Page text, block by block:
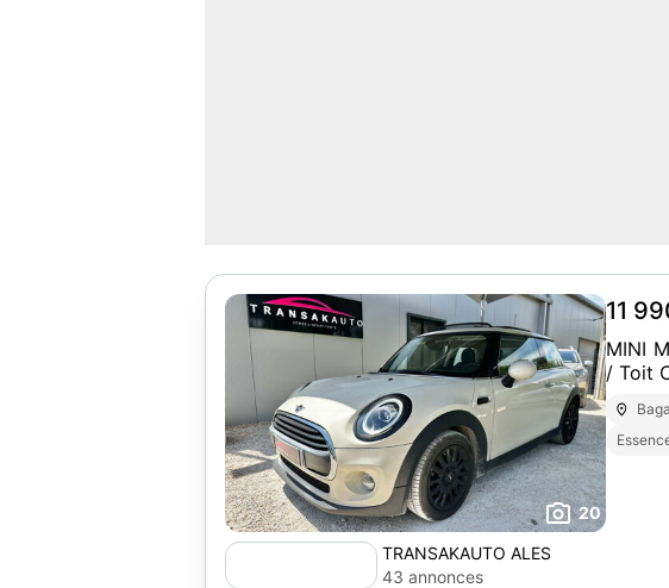
20
11
MINI
/ Toit
TRANSAKAUTO ALES
43 annonces